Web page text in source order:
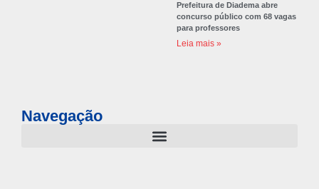
Prefeitura de Diadema abre
concurso público com 68 vagas
para professores
Leia mais »
Navegação